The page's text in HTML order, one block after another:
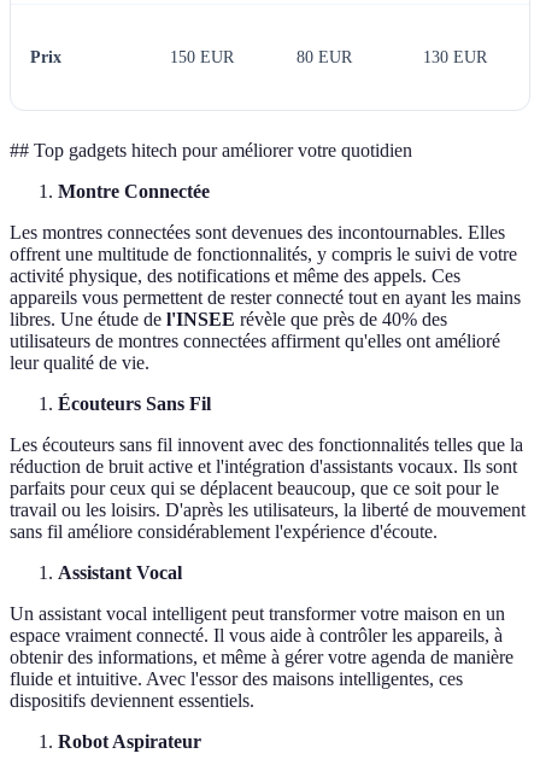
Prix 150 EUR 80 EUR 130 EUR
## Top gadgets hitech pour améliorer votre quotidien
Montre Connectée
Les montres connectées sont devenues des incontournables. Elles
offrent une multitude de fonctionnalités, y compris le suivi de votre
activité physique, des notifications et même des appels. Ces
appareils vous permettent de rester connecté tout en ayant les mains
libres. Une étude de l'INSEE révèle que près de 40% des
utilisateurs de montres connectées affirment qu'elles ont amélioré
leur qualité de vie.
Écouteurs Sans Fil
Les écouteurs sans fil innovent avec des fonctionnalités telles que la
réduction de bruit active et l'intégration d'assistants vocaux. Ils sont
parfaits pour ceux qui se déplacent beaucoup, que ce soit pour le
travail ou les loisirs. D'après les utilisateurs, la liberté de mouvement
sans fil améliore considérablement l'expérience d'écoute.
Assistant Vocal
Un assistant vocal intelligent peut transformer votre maison en un
espace vraiment connecté. Il vous aide à contrôler les appareils, à
obtenir des informations, et même à gérer votre agenda de manière
fluide et intuitive. Avec l'essor des maisons intelligentes, ces
dispositifs deviennent essentiels.
Robot Aspirateur